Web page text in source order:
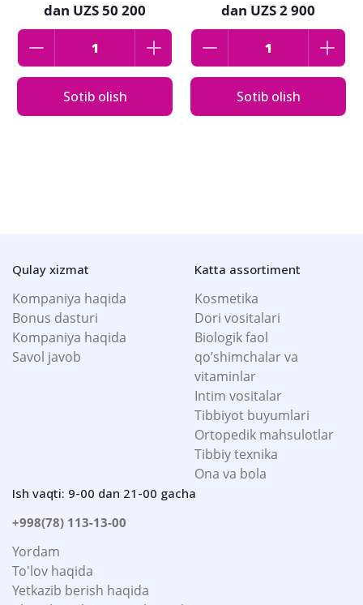
dan UZS 50 200
Sotib olish
dan UZS 2 900
Sotib olish
Qulay xizmat
Kompaniya haqida
Bonus dasturi
Kompaniya haqida
Savol javob
Katta assortiment
Kosmetika
Dori vositalari
Biologik faol
qo’shimchalar va
vitaminlar
Intim vositalar
Tibbiyot buyumlari
Ortopedik mahsulotlar
Tibbiy texnika
Ona va bola
Ish vaqti: 9-00 dan 21-00 gacha
+998(78) 113-13-00
Yordam
To'lov haqida
Yetkazib berish haqida